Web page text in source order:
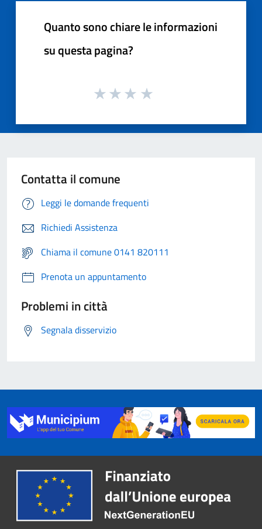
Quanto sono chiare le informazioni
su questa pagina?
Contatta il comune
Leggi le domande frequenti
Richiedi Assistenza
Chiama il comune 0141 820111
Prenota un appuntamento
Problemi in città
Segnala disservizio